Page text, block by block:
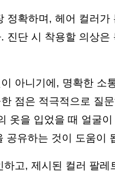
정확하며, 헤어 컬러가
진단 시 착용할 의상
아니기에, 명확한 소
점은 적극적으로 질
옷을 입었을 때 얼굴
공유하는 것이 도움이
고, 제시된 컬러 팔레